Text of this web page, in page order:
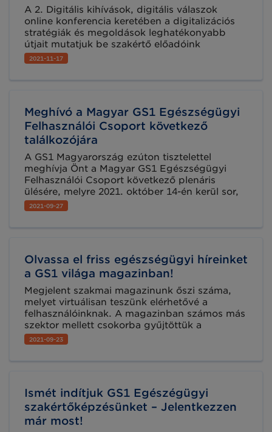
A 2. Digitális kihívások, digitális válaszok
online konferencia keretében a digitalizációs
stratégiák és megoldások leghatékonyabb
útjait mutatjuk be szakértő előadóink
segítségével több iparágban, köztük az
egészségügyben is.
2021-11-17
Meghívó a Magyar GS1 Egészségügyi
Felhasználói Csoport következő
találkozójára
A GS1 Magyarország ezúton tisztelettel
meghívja Önt a Magyar GS1 Egészségügyi
Felhasználói Csoport következő plenáris
ülésére, melyre 2021. október 14-én kerül sor,
Microsoft Teams online platformon. Az
esemény során két fontos témakör kerül
2021-09-27
Olvassa el friss egészségügyi híreinket
a GS1 világa magazinban!
Megjelent szakmai magazinunk őszi száma,
melyet virtuálisan teszünk elérhetővé a
felhasználóinknak. A magazinban számos más
szektor mellett csokorba gyűjtöttük a
legfrissebb egészségügyi vonatkozású
híreinket is. Lapozzon bele a GS1 világába
2021-09-23
Ismét indítjuk GS1 Egészégügyi
szakértőképzésünket – Jelentkezzen
már most!